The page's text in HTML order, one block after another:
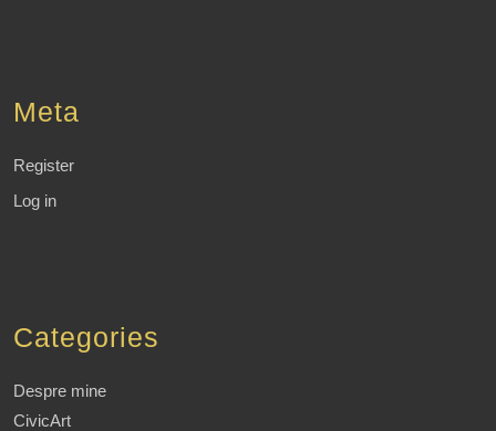
Meta
Register
Log in
Categories
Despre mine
CivicArt